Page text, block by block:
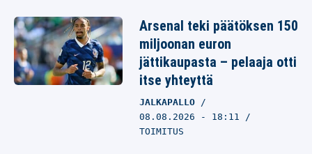
Arsenal teki päätöksen 150
miljoonan euron
jättikaupasta – pelaaja otti
itse yhteyttä
JALKAPALLO
08.08.2026 - 18:11
TOIMITUS